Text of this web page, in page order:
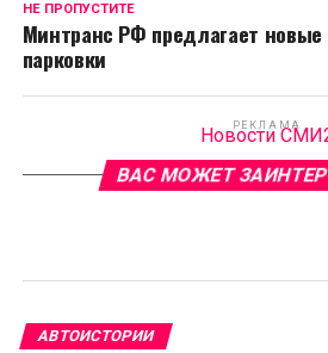
НЕ ПРОПУСТИТЕ
Минтранс РФ предлагает
парковки
РЕКЛАМА
Новости
ВАС МОЖЕТ
АВТОИСТОРИИ